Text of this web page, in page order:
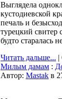
Выглядела
кустодиевской
печаль и
турецкий свитер
будто старалась
Читать дальше... |
Милым дамам :
Автор: Мastak в